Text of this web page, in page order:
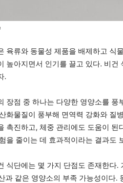
육류와 동물성 제품을 배제하고 식
높아지면서 인기를 끌고 있다. 비
.
장점 중 하나는 다양한 영양소를
화물질이 풍부해 면역력 강화와 질
촉진하고, 체중 관리에도 도움이
을 줄이는 데 효과적이라는 결과도
식단에는 몇 가지 단점도 존재한다
과 같은 영양소의 부족 가능성이다.